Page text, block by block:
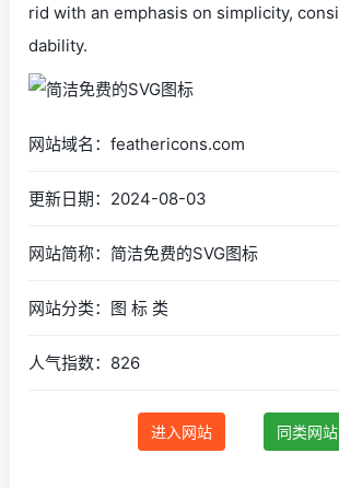
rid with an emphasis on simplicity,
dability.
网站域名：feathericons.com
更新日期：2024-08-03
网站简称：简洁免费的SVG图标
网站分类：图 标 类
人气指数：826
进入网站 同类网站